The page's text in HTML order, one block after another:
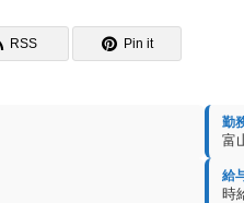
RSS Pin it
勤
富
給
時